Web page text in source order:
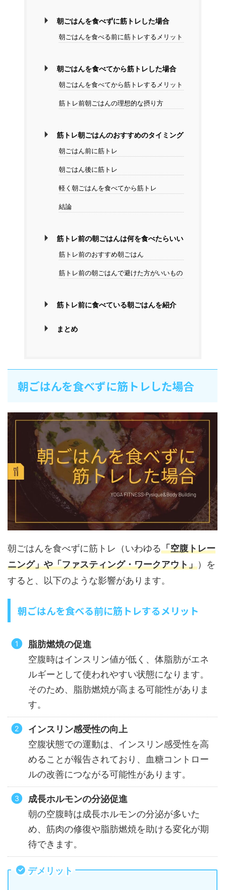
朝ごはんを食べずに筋トレした場合
朝ごはんを食べる前に筋トレするメリット
朝ごはんを食べてから筋トレした場合
朝ごはんを食べてから筋トレするメリット
筋トレ前朝ごはんの理想的な摂り方
筋トレ朝ごはんのおすすめのタイミング
朝ごはん前に筋トレ
朝ごはん後に筋トレ
軽く朝ごはんを食べてから筋トレ
結論
筋トレ前の朝ごはんは何を食べたらいい
筋トレ前のおすすめ朝ごはん
筋トレ前の朝ごはんで避けた方がいいもの
筋トレ前に食べている朝ごはんを紹介
まとめ
朝ごはんを食べずに筋トレした場合
朝ごはんを食べずに筋トレ（いわゆる「空腹トレー
ニング」や「ファスティング・ワークアウト」）を
すると、以下のような影響があります。
朝ごはんを食べる前に筋トレするメリット
脂肪燃焼の促進
空腹時はインスリン値が低く、体脂肪がエネ
ルギーとして使われやすい状態になります。
そのため、脂肪燃焼が高まる可能性がありま
す。
インスリン感受性の向上
空腹状態での運動は、インスリン感受性を高
めることが報告されており、血糖コントロー
ルの改善につながる可能性があります。
成長ホルモンの分泌促進
朝の空腹時は成長ホルモンの分泌が多いた
め、筋肉の修復や脂肪燃焼を助ける変化が期
待できます。
デメリット